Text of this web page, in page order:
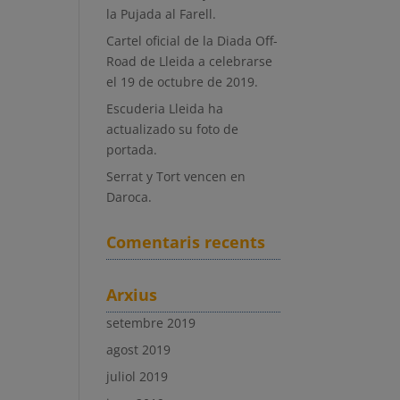
la Pujada al Farell.
Cartel oficial de la Diada Off-
Road de Lleida a celebrarse
el 19 de octubre de 2019.
Escuderia Lleida ha
actualizado su foto de
portada.
Serrat y Tort vencen en
Daroca.
Comentaris recents
Arxius
setembre 2019
agost 2019
juliol 2019